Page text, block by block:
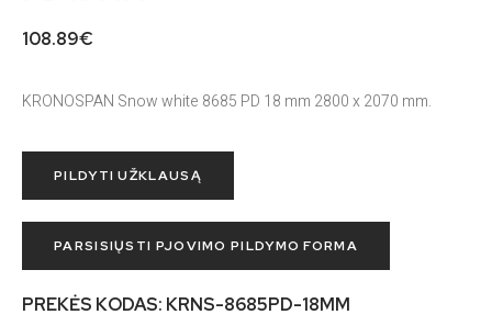
108.89€
KRONOSPAN Snow white 8685 PD 18 mm 2800 x 2070 mm.
PILDYTI UŽKLAUSĄ
PARSISIŲSTI PJOVIMO PILDYMO FORMA
PREKĖS KODAS: KRNS-8685PD-18MM